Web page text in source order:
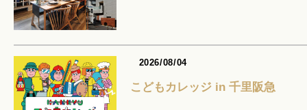
2026/08/04
こどもカレッジ in 千里阪急